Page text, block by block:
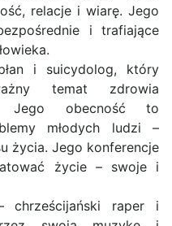
relacje i wiarę. Jego
i trafiające
i suicydolog, który
temat zdrowia
Jego obecność to
młodych ludzi –
życia. Jego konferencje
życie – swoje i
chrześcijański raper i